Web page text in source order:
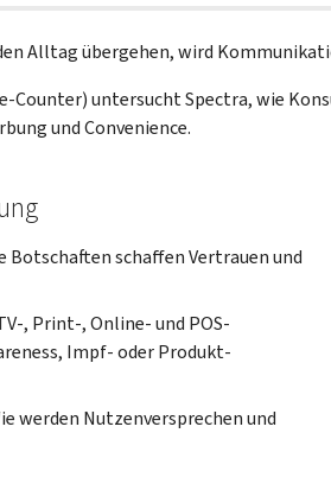
Alltag übergehen, wird
Counter) untersucht Spectra, wie
und Convenience.
Botschaften schaffen Vertrauen und
, Print-, Online- und POS-
Impf- oder Produkt-
werden Nutzenversprechen und